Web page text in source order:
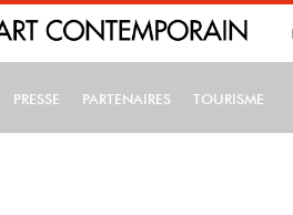
PRESSE PARTENAIRES TOURISME